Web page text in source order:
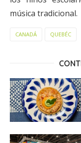
música tradicional.
CANADÁ QUEBÉC